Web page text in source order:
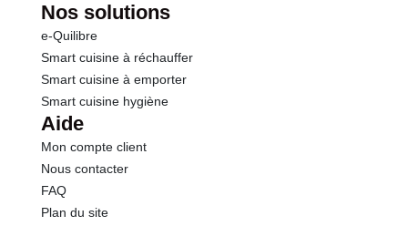
Nos solutions
e-Quilibre
Smart cuisine à réchauffer
Smart cuisine à emporter
Smart cuisine hygiène
Aide
Mon compte client
Nous contacter
FAQ
Plan du site